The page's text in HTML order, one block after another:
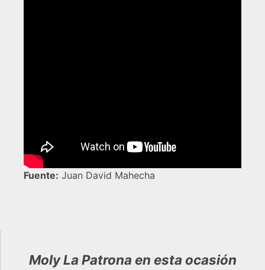
Fuente: Juan David Mahecha
Moly La Patrona en esta ocasión